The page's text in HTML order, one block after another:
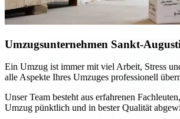
Umzugsunternehmen Sankt-
Ein Umzug ist immer mit viel Arbeit, Stress
alle Aspekte Ihres Umzuges professionell
Unser Team besteht aus erfahrenen
Umzug pünktlich und in bester Qualität